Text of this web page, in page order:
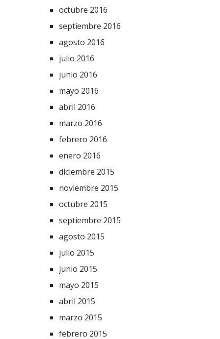
octubre 2016
septiembre 2016
agosto 2016
julio 2016
junio 2016
mayo 2016
abril 2016
marzo 2016
febrero 2016
enero 2016
diciembre 2015
noviembre 2015
octubre 2015
septiembre 2015
agosto 2015
julio 2015
junio 2015
mayo 2015
abril 2015
marzo 2015
febrero 2015